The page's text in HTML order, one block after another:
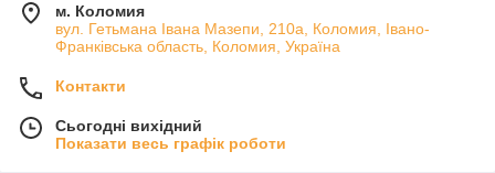
м. Коломия
вул. Гетьмана Івана Мазепи, 210а, Коломия, Івано-
Франківська область, Коломия, Україна
Контакти
Сьогодні вихідний
Показати весь графік роботи